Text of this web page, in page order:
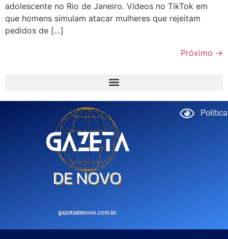
adolescente no Rio de Janeiro. Vídeos no TikTok em
que homens simulam atacar mulheres que rejeitam
pedidos de […]
Próximo →
gazetadenovo.com.br